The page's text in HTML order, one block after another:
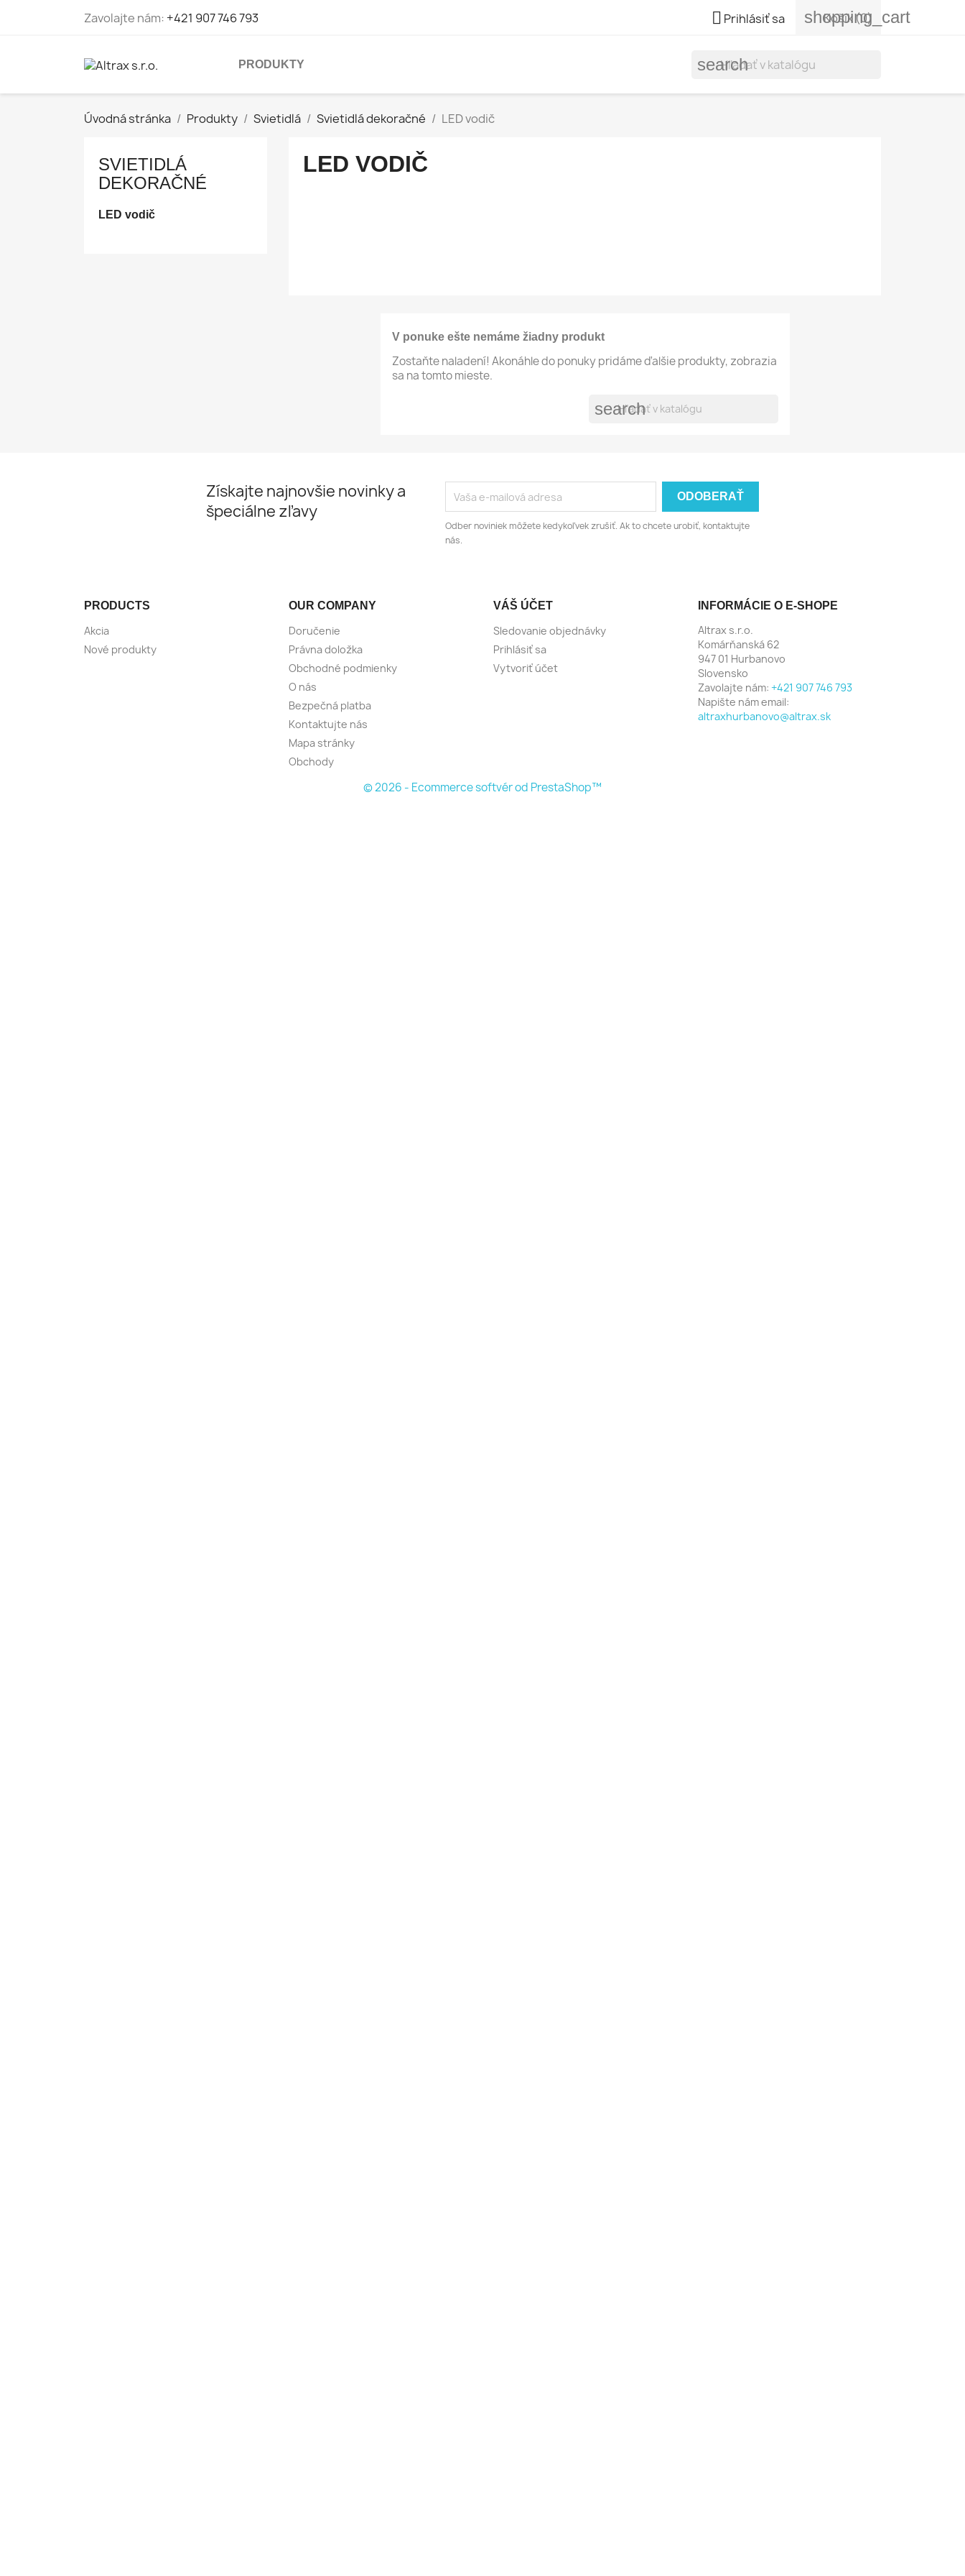
Zavolajte nám: +421 907 746 793  Prihlásiť sa shopping_cart
Košík(0)
PRODUKTY search
Úvodná stránka Produkty Svietidlá Svietidlá dekoračné LED vodič
SVIETIDLÁ
DEKORAČNÉ
LED vodič
LED VODIČ
V ponuke ešte nemáme žiadny produkt
Zostaňte naladení! Akonáhle do ponuky pridáme ďalšie produkty, zobrazia
sa na tomto mieste.
search
Získajte najnovšie novinky a
špeciálne zľavy
Odber noviniek môžete kedykoľvek zrušiť. Ak to chcete urobiť, kontaktujte
nás.
PRODUCTS
Akcia
Nové produkty
OUR COMPANY
Doručenie
Právna doložka
Obchodné podmienky
O nás
Bezpečná platba
Kontaktujte nás
Mapa stránky
Obchody
VÁŠ ÚČET
Sledovanie objednávky
Prihlásiť sa
Vytvoriť účet
INFORMÁCIE O E-SHOPE
Altrax s.r.o.
Komárňanská 62
947 01 Hurbanovo
Slovensko
Zavolajte nám: +421 907 746 793
Napište nám email:
altraxhurbanovo@altrax.sk
© 2026 - Ecommerce softvér od PrestaShop™